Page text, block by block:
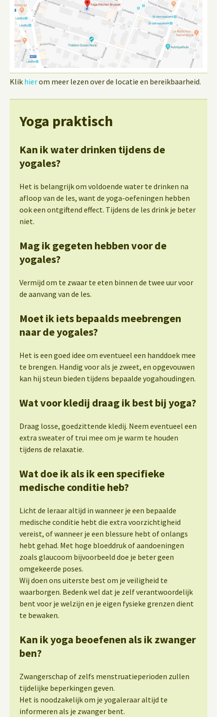
Klik hierom meer lezen over de locatie en bereikbaarheid.
Yoga praktisch
Kan ik water drinken tijdens de
yogales?
Het is belangrijk om voldoende water te drinken na
afloop van de les, want de yoga-oefeningen hebben
ook een ontgiftend effect. Tijdens de les drink je beter
niet.
Mag ik gegeten hebben voor de
yogales?
Vermijd om te zwaar te eten binnen de twee uur voor
de aanvang van de les.
Moet ik iets bepaalds meebrengen
naar de yogales?
Het is een goed idee om eventueel een handdoek mee
te brengen. Handig voor als je zweet, en opgevouwen
kan hij steun bieden tijdens bepaalde yogahoudingen.
Wat voor kledij draag ik best bij yoga?
Draag losse, goedzittende kledij. Neem eventueel een
extra sweater of trui mee om je warm te houden
tijdens de relaxatie.
Wat doe ik als ik een specifieke
medische conditie heb?
Licht de leraar altijd in wanneer je een bepaalde
medische conditie hebt die extra voorzichtigheid
vereist, of wanneer je een blessure hebt of onlangs
hebt gehad. Met hoge bloeddruk of aandoeningen
zoals glaucoom bijvoorbeeld doe je beter geen
omgekeerde poses.
Wij doen ons uiterste best om je veiligheid te
waarborgen. Bedenk wel dat je zelf verantwoordelijk
bent voor je welzijn en je eigen fysieke grenzen dient
te bewaken.
Kan ik yoga beoefenen als ik zwanger
ben?
Zwangerschap of zelfs menstruatieperioden zullen
tijdelijke beperkingen geven.
Het is noodzakelijk om je yogaleraar altijd te
informeren als je zwanger bent.